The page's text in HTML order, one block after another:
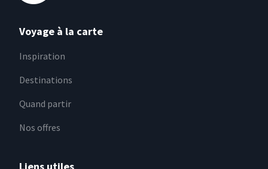
Voyage à la carte
Inspiration
Destinations
Quand partir
Nos offres